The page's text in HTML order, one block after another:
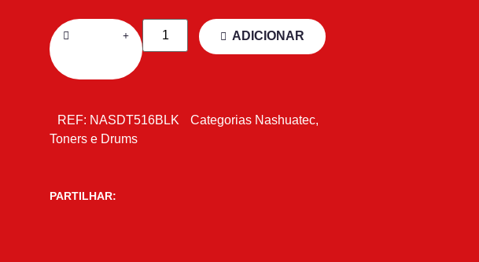
ADICIONAR
REF: NASDT516BLK Categorias Nashuatec,
Toners e Drums
PARTILHAR: